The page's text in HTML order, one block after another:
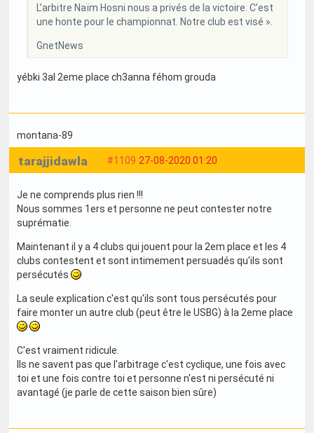
L’arbitre Naïm Hosni nous a privés de la victoire. C’est
une honte pour le championnat. Notre club est visé ».
GnetNews
yébki 3al 2eme place ch3anna féhom grouda
montana-89
#1109 27-08-2020 01:20
tarajjidawla
Je ne comprends plus rien !!!
Nous sommes 1ers et personne ne peut contester notre
suprématie.
Maintenant il y a 4 clubs qui jouent pour la 2em place et les 4
clubs contestent et sont intimement persuadés qu'ils sont
persécutés
La seule explication c'est qu'ils sont tous persécutés pour
faire monter un autre club (peut être le USBG) à la 2eme place
C'est vraiment ridicule.
Ils ne savent pas que l'arbitrage c'est cyclique, une fois avec
toi et une fois contre toi et personne n'est ni persécuté ni
avantagé (je parle de cette saison bien sûre)